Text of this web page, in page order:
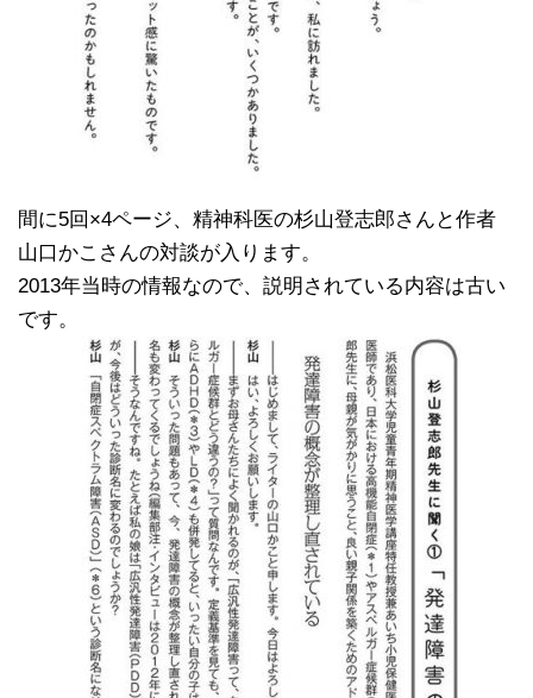
間に5回×4ページ、精神科医の杉山登志郎さんと作者
山口かこさんの対談が入ります。
2013年当時の情報なので、説明されている内容は古い
です。